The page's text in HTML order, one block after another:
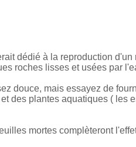
dédié à la reproduction
roches lisses et usées par
douce, mais essayez de
des plantes aquatiques ( les
mortes complèteront